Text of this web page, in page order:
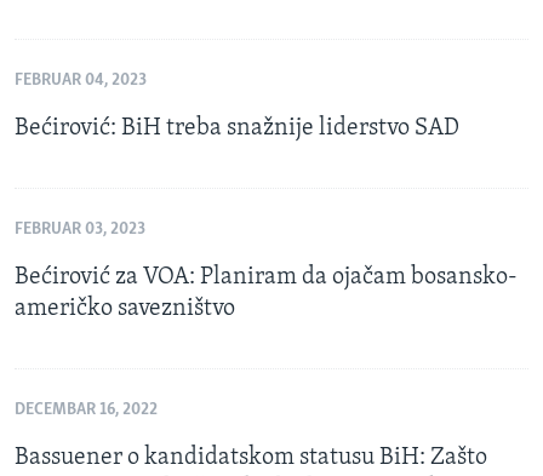
FEBRUAR 04, 2023
Bećirović: BiH treba snažnije liderstvo SAD
FEBRUAR 03, 2023
Bećirović za VOA: Planiram da ojačam bosansko-
američko savezništvo
DECEMBAR 16, 2022
Bassuener o kandidatskom statusu BiH: Zašto